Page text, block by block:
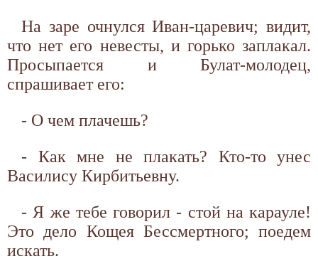
На заре очнулся Иван-царевич; видит,
что нет его невесты, и горько заплакал.
Просыпается и Булат-молодец,
спрашивает его:
- О чем плачешь?
- Как мне не плакать? Кто-то унес
Василису Кирбитьевну.
- Я же тебе говорил - стой на карауле!
Это дело Кощея Бессмертного; поедем
искать.